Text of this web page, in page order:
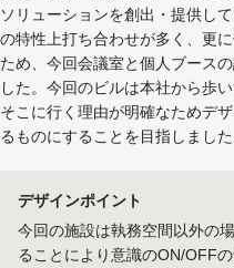
ソリューションを創出・提供し
の特性上打ち合わせが多く、更
ため、今回会議室と個人ブース
した。今回のビルは本社から歩
そこに行く理由が明確なためデ
るものにすることを目指しました
デザインポイント
今回の施設は執務空間以外の
ることにより意識のON/OFF